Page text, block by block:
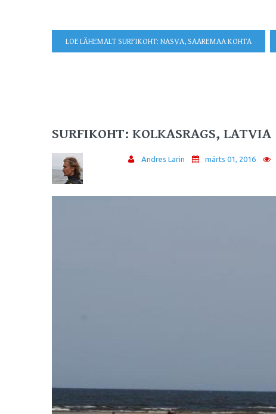
LOE LÄHEMALT SURFIKOHT: NASVA, SAAREMAA KOHTA
SURFIKOHT: KOLKASRAGS, LATVIA
Andres Larin märts 01, 2016